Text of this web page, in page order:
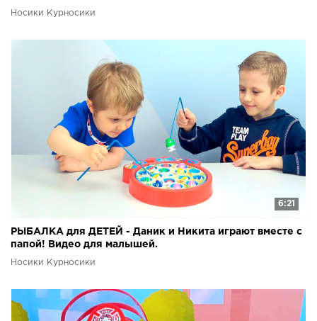
Носики Курносики
6:21
РЫБАЛКА для ДЕТЕЙ - Даник и Никита играют вместе с
папой! Видео для малышей.
Носики Курносики